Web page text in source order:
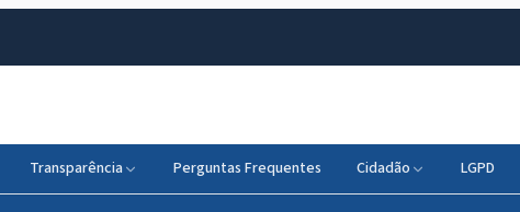
Transparência Perguntas Frequentes Cidadão LGPD